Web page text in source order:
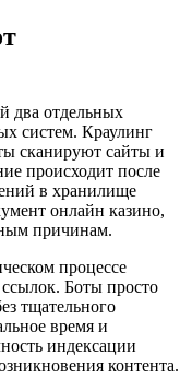
два отдельных
систем. Краулинг
сканируют сайты и
происходит после
в хранилище
онлайн казино,
причинам.
процессе
Боты просто
тщательного
время и
индексации
контента.